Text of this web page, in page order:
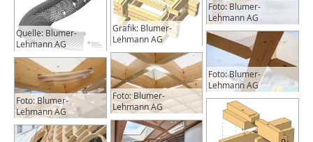
Quelle: Blumer-
Lehmann AG
Foto: Blumer-
Lehmann AG
Grafik: Blumer-
Lehmann AG
Foto: Blumer-
Lehmann AG
Foto: Blumer-
Lehmann AG
Foto: Blumer-
Lehmann AG